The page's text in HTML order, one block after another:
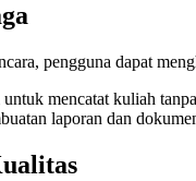
pengguna dapat
mencatat kuliah
laporan dan